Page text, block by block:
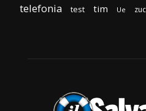
telefonia test tim Ue